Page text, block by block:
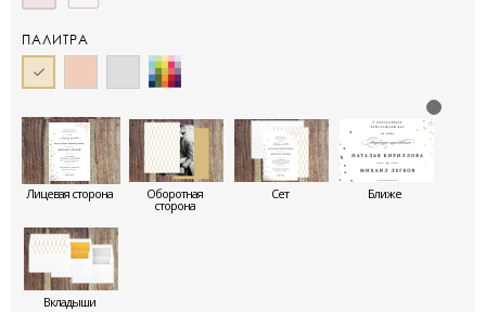
ПАЛИТРА
Лицевая сторона Оборотная
сторона
Сет Ближе
Вкладыши